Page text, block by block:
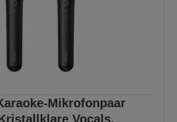
Mikrofonpaar
Vocals,